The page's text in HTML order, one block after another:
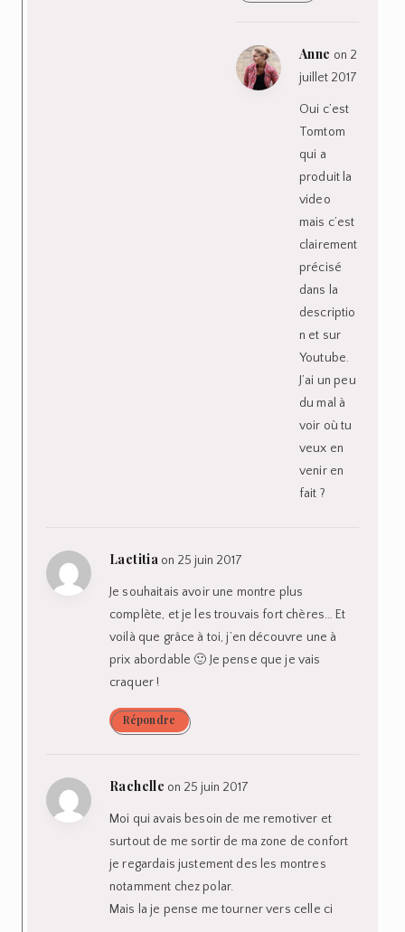
Anne on 2
juillet 2017
Oui c’est
Tomtom
qui a
produit la
video
mais c’est
clairement
précisé
dans la
descriptio
n et sur
Youtube.
J’ai un peu
du mal à
voir où tu
veux en
venir en
fait ?
Laetitia on 25 juin 2017
Je souhaitais avoir une montre plus
complète, et je les trouvais fort chères… Et
voilà que grâce à toi, j’en découvre une à
prix abordable 🙂 Je pense que je vais
craquer !
Répondre
Rachelle on 25 juin 2017
Moi qui avais besoin de me remotiver et
surtout de me sortir de ma zone de confort
je regardais justement des les montres
notamment chez polar.
Mais la je pense me tourner vers celle ci